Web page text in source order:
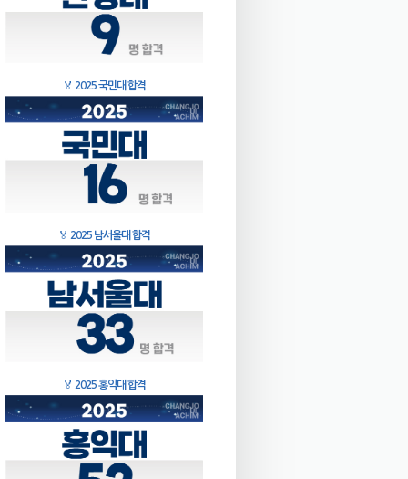
🏅 2025 국민대 합격
🏅 2025 남서울대 합격
🏅 2025 홍익대 합격